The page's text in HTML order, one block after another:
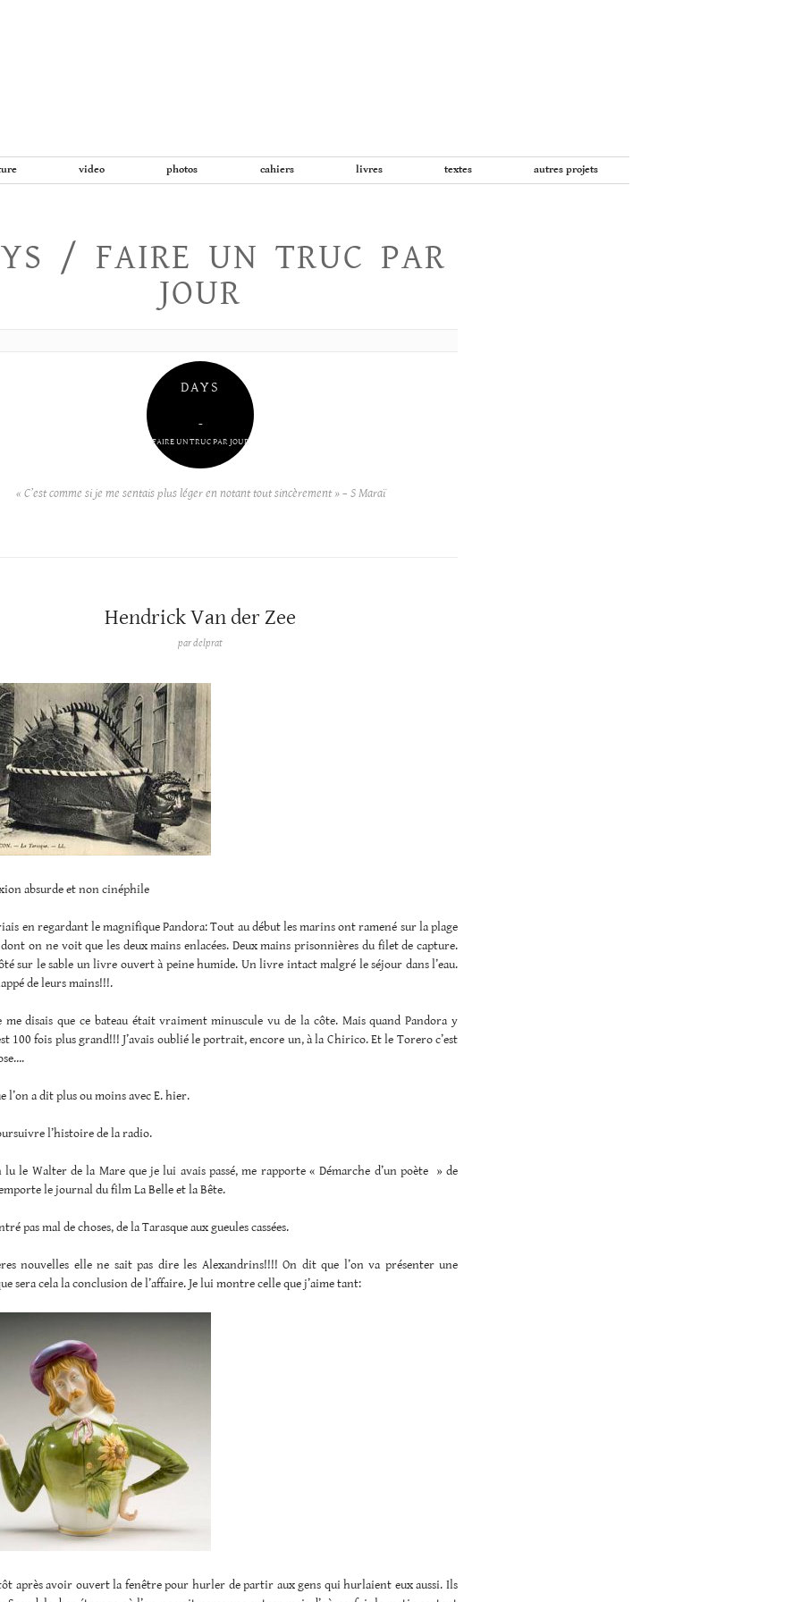
video photos cahiers livres textes autres projets
/ FAIRE UN TRUC PAR
JOUR
DAYS
–
FAIRE UN TRUC PAR JOUR
« C’est comme si je me sentais plus léger en notant tout sincèrement » – S Maraï
Hendrick Van der Zee
pardelprat
absurde et non cinéphile
en regardant le magnifique Pandora: Tout au début les marins ont ramené sur la plage
on ne voit que les deux mains enlacées. Deux mains prisonnières du filet de capture.
sur le sable un livre ouvert à peine humide. Un livre intact malgré le séjour dans l’eau.
de leurs mains!!!.
disais que ce bateau était vraiment minuscule vu de la côte. Mais quand Pandora y
100 fois plus grand!!! J’avais oublié le portrait, encore un, à la Chirico. Et le Torero c’est
l’on a dit plus ou moins avec E. hier.
l’histoire de la radio.
lu le Walter de la Mare que je lui avais passé, me rapporte « Démarche d’un poète » de
le journal du film La Belle et la Bête.
pas mal de choses, de la Tarasque aux gueules cassées.
nouvelles elle ne sait pas dire les Alexandrins!!!! On dit que l’on va présenter une
sera cela la conclusion de l’affaire. Je lui montre celle que j’aime tant:
après avoir ouvert la fenêtre pour hurler de partir aux gens qui hurlaient eux aussi. Ils